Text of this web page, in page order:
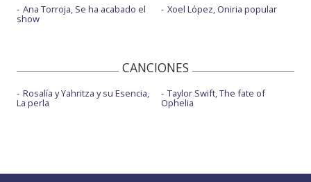
Ana Torroja, Se ha acabado el
show
Xoel López, Oniria popular
CANCIONES
Rosalía y Yahritza y su Esencia,
La perla
Taylor Swift, The fate of
Ophelia